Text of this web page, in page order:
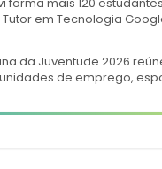
forma mais 120
Tutor em Tecnologia
da Juventude 2026
de emprego,